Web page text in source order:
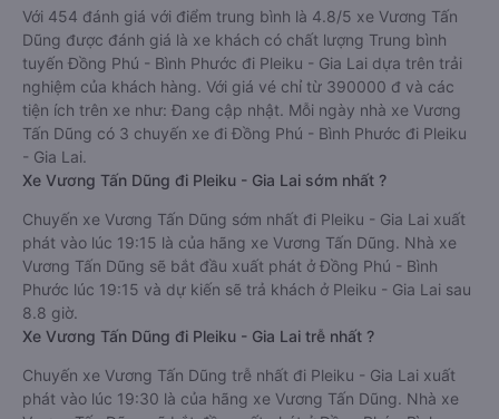
Với 454 đánh giá với điểm trung bình là 4.8/5 xe Vương Tấn
Dũng được đánh giá là xe khách có chất lượng Trung bình
tuyến Đồng Phú - Bình Phước đi Pleiku - Gia Lai dựa trên trải
nghiệm của khách hàng. Với giá vé chỉ từ 390000 đ và các
tiện ích trên xe như: Đang cập nhật. Mỗi ngày nhà xe Vương
Tấn Dũng có 3 chuyến xe đi Đồng Phú - Bình Phước đi Pleiku
- Gia Lai.
Xe Vương Tấn Dũng đi Pleiku - Gia Lai sớm nhất ?
Chuyến xe Vương Tấn Dũng sớm nhất đi Pleiku - Gia Lai xuất
phát vào lúc 19:15 là của hãng xe Vương Tấn Dũng. Nhà xe
Vương Tấn Dũng sẽ bắt đầu xuất phát ở Đồng Phú - Bình
Phước lúc 19:15 và dự kiến sẽ trả khách ở Pleiku - Gia Lai sau
8.8 giờ.
Xe Vương Tấn Dũng đi Pleiku - Gia Lai trễ nhất ?
Chuyến xe Vương Tấn Dũng trễ nhất đi Pleiku - Gia Lai xuất
phát vào lúc 19:30 là của hãng xe Vương Tấn Dũng. Nhà xe